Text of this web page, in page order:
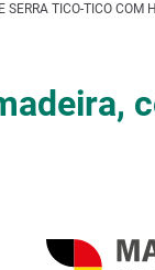
SERRA TICO-TICO COM